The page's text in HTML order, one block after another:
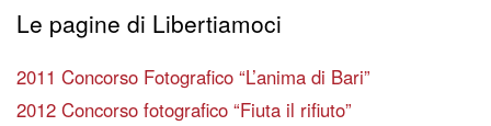
Le pagine di Libertiamoci
2011 Concorso Fotografico “L’anima di Bari”
2012 Concorso fotografico “Fiuta il rifiuto”